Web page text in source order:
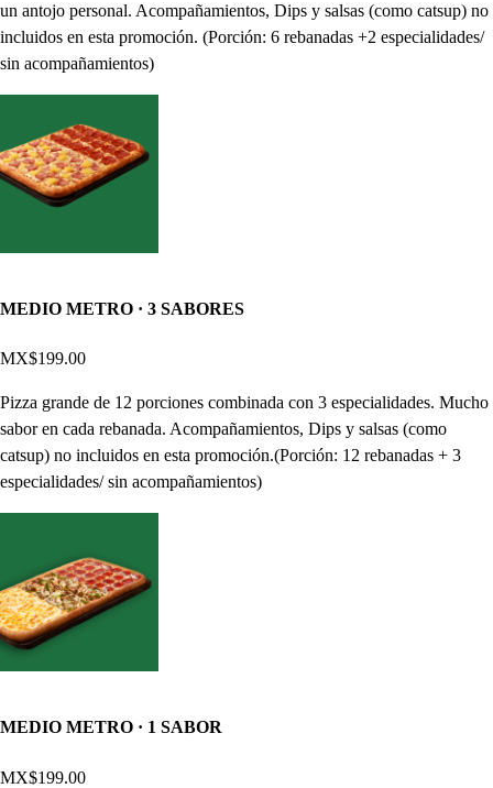
un antojo personal. Acompañamientos, Dips y salsas (como catsup) no
incluidos en esta promoción. (Porción: 6 rebanadas +2 especialidades/
sin acompañamientos)
MEDIO METRO · 3 SABORES
MX$199.00
Pizza grande de 12 porciones combinada con 3 especialidades. Mucho
sabor en cada rebanada. Acompañamientos, Dips y salsas (como
catsup) no incluidos en esta promoción.(Porción: 12 rebanadas + 3
especialidades/ sin acompañamientos)
MEDIO METRO · 1 SABOR
MX$199.00